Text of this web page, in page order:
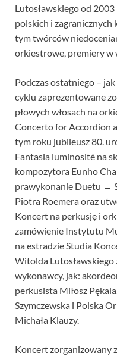
Lutosławskiego od
polskich i
tym twórców
orkiestrowe, premiery
Podczas ostatniego –
cyklu zaprezentowane
płowych włosach na
Concerto for Accordion
tym roku jubileusz 80.
Fantasia luminosité na
kompozytora Eunho
prawykonanie Duetu →
Piotra Roemera oraz
Koncert na perkusję i
zamówienie Instytutu
na estradzie Studia
Witolda
wykonawcy, jak:
perkusista Miłosz
Szymczewska i Polska
Michała Klauzy.
Koncert zorganizowany